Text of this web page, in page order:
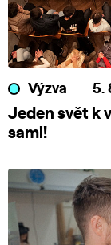
Výzva 5.
Jeden svět k
sami!